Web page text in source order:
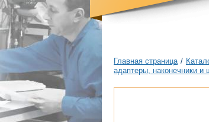
Главная страница /
адаптеры, наконечники и